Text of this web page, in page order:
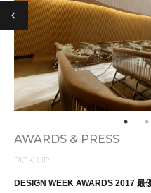
AWARDS & PRESS
PICK UP
DESIGN WEEK AWARDS 2017 最